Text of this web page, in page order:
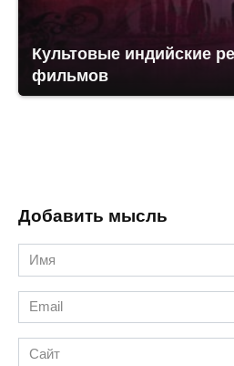
Культовые индийские
фильмов
Добавить мысль
Имя
*
Email
*
Сайт